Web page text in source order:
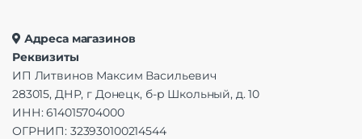
Адреса магазинов
Реквизиты
ИП Литвинов Максим Васильевич
283015, ДНР, г Донецк, б-р Школьный, д. 10
ИНН: 614015704000
ОГРНИП: 323930100214544